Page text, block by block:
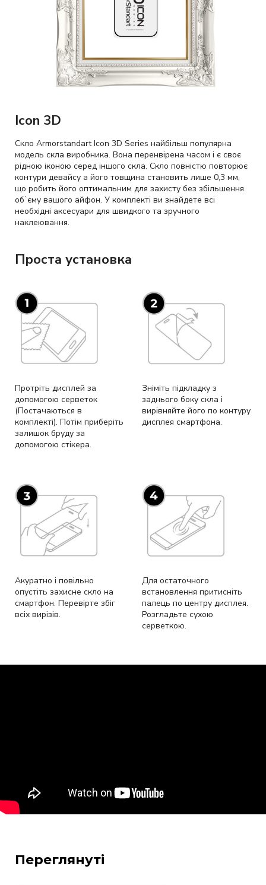
Icon 3D
Скло Armorstandart Icon 3D Series найбільш популярна
модель скла виробника. Вона перенвірена часом і є своє
рідною іконою серед іншого скла. Скло повністю повторює
контури девайсу а його товщина становить лише 0,3 мм,
що робить його оптимальним для захисту без збільшення
обʼєму вашого айфон. У комплекті ви знайдете всі
необхідні аксесуари для швидкого та зручного
наклеювання.
Проста установка
Протріть дисплей за
допомогою серветок
(Постачаються в
комплекті). Потім приберіть
залишок бруду за
допомогою стікера.
Зніміть підкладку з
заднього боку скла і
вирівняйте його по контуру
дисплея смартфона.
Акуратно і повільно
опустіть захисне скло на
смартфон. Перевірте збіг
всіх вирізів.
Для остаточного
встановлення притисніть
палець по центру дисплея.
Розгладьте сухою
серветкою.
Переглянуті